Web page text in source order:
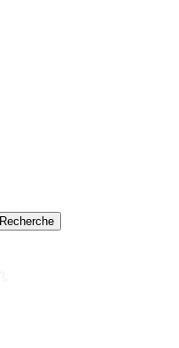
Recherche